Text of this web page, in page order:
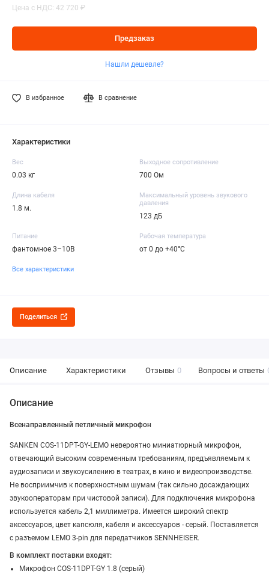
Цена с НДС: 42 720 ₽
Предзаказ
Нашли дешевле?
В избранное В сравнение
Характеристики
Вес
0.03 кг
Выходное сопротивление
700 Ом
Длина кабеля
1.8 м.
Максимальный уровень звукового
давления
123 дБ
Питание
фантомное 3–10В
Рабочая температура
от 0 до +40°C
Все характеристики
Поделиться
Описание Характеристики Отзывы 0 Вопросы и ответы
Описание
Всенаправленный петличный микрофон
SANKEN COS-11DPT-GY-LEMO невероятно миниатюрный микрофон,
отвечающий высоким современным требованиям, предъявляемым к
аудиозаписи и звукоусилению в театрах, в кино и видеопроизводстве.
Не восприимчив к поверхностным шумам (так сильно досаждающих
звукооператорам при чистовой записи). Для подключения микрофона
используется кабель 2,1 миллиметра. Имеется широкий спектр
аксессуаров, цвет капсюля, кабеля и аксессуаров - серый. Поставляется
c разъемом LEMO 3-pin для передатчиков SENNHEISER.
В комплект поставки входят:
Микрофон COS-11DPT-GY 1.8 (серый)